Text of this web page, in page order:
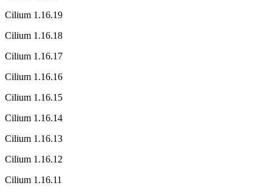
Cilium 1.16.19
Cilium 1.16.18
Cilium 1.16.17
Cilium 1.16.16
Cilium 1.16.15
Cilium 1.16.14
Cilium 1.16.13
Cilium 1.16.12
Cilium 1.16.11